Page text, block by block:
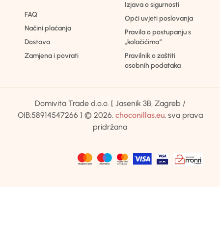
FAQ
Načini plaćanja
Dostava
Zamjena i povrati
Izjava o sigurnosti
Opći uvjeti poslovanja
Pravila o postupanju s
„kolačićima“
Pravilnik o zaštiti
osobnih podataka
Domivita Trade d.o.o. [ Jasenik 3B, Zagreb /
OIB:58914547266 ] © 2026. choconillas.eu, sva prava
pridržana